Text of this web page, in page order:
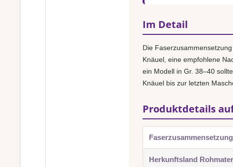
Im Detail
Die
Knäuel, eine empfohlene
ein Modell in Gr. 38–40
Knäuel bis zur letzten
Produktdetails
Faserzusammensetzung
Herkunftsland